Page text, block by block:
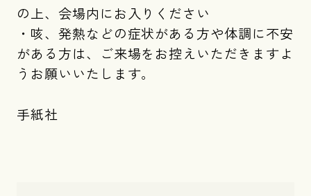
の上、会場内にお入りください
・咳、発熱などの症状がある方や体調に不安
がある方は、ご来場をお控えいただきますよ
うお願いいたします。
手紙社